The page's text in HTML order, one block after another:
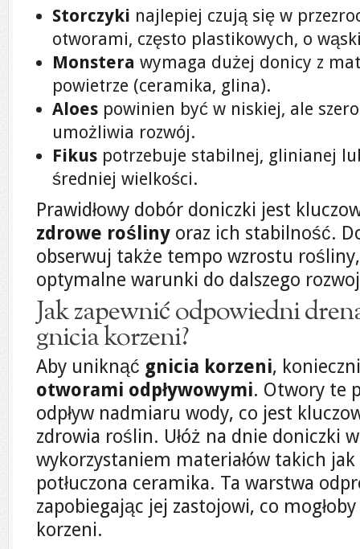
Storczyki najlepiej czują się w
otworami, często plastikowych, o
Monstera wymaga dużej donicy z
powietrze (ceramika, glina).
Aloes powinien być w niskiej, ale
umożliwia rozwój.
Fikus potrzebuje stabilnej, glinianej
średniej wielkości.
Prawidłowy dobór doniczki jest
zdrowe rośliny oraz ich stabilność.
obserwuj także tempo wzrostu
optymalne warunki do dalszego
Jak zapewnić odpowiedni
gnicia korzeni?
Aby uniknąć gnicia korzeni,
otworami odpływowymi. Otwory te
odpływ nadmiaru wody, co jest
zdrowia roślin. Ułóż na dnie doniczki
wykorzystaniem materiałów takich
potłuczona ceramika. Ta warstwa
zapobiegając jej zastojowi, co
korzeni.